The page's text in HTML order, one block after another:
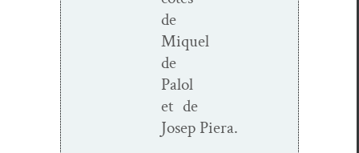
de
Miquel
de
Palol
et de
Josep Piera.